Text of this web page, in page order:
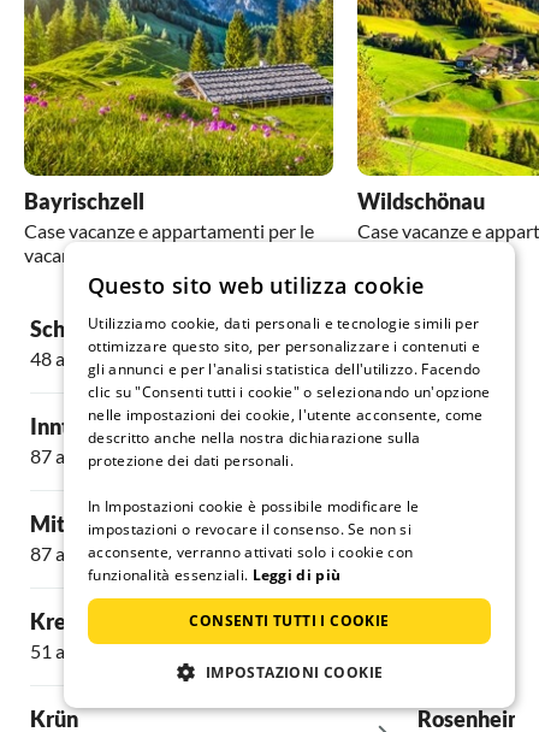
Bayrischzell
Case vacanze e appartamenti per le
vacanze
Wildschönau
Case vacanze e
Schliersee
48 alloggi
Inntal
87 alloggi
Mittenwald
87 alloggi
Kreuth
51 alloggi
Krün
11 alloggi
Fischbachau
103 alloggi
Rosenheim
Questo sito web utilizza cookie
Utilizziamo cookie, dati personali e tecnologie simili per
ottimizzare questo sito, per personalizzare i contenuti e
gli annunci e per l'analisi statistica dell'utilizzo. Facendo
clic su "Consenti tutti i cookie" o selezionando un'opzione
nelle impostazioni dei cookie, l'utente acconsente, come
descritto anche nella nostra dichiarazione sulla
protezione dei dati personali.
In Impostazioni cookie è possibile modificare le
impostazioni o revocare il consenso. Se non si
acconsente, verranno attivati solo i cookie con
funzionalità essenziali. Leggi di più
CONSENTI TUTTI I COOKIE
IMPOSTAZIONI COOKIE